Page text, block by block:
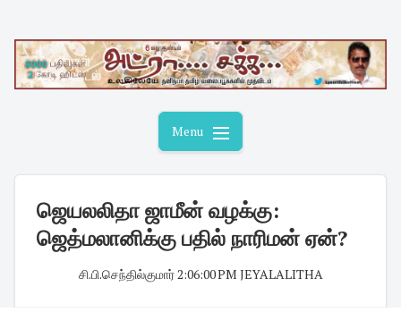
content
Menu
ஜெயலலிதா ஜாமீன் வழக்கு:
ஜெத்மலானிக்கு பதில் நாரிமன் ஏன்?
சி.பி.செந்தில்குமார்·2:06:00 PM JEYALALITHA